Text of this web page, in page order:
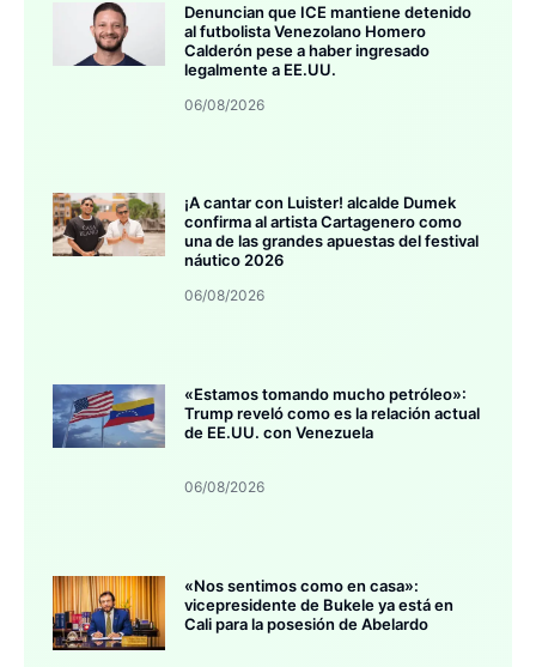
Denuncian que ICE mantiene detenido
al futbolista Venezolano Homero
Calderón pese a haber ingresado
legalmente a EE.UU.
06/08/2026
¡A cantar con Luister! alcalde Dumek
confirma al artista Cartagenero como
una de las grandes apuestas del festival
náutico 2026
06/08/2026
«Estamos tomando mucho petróleo»:
Trump reveló como es la relación actual
de EE.UU. con Venezuela
06/08/2026
«Nos sentimos como en casa»:
vicepresidente de Bukele ya está en
Cali para la posesión de Abelardo